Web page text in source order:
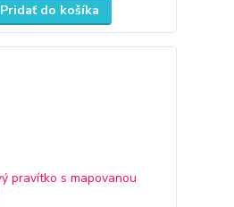
Pridať do košíka